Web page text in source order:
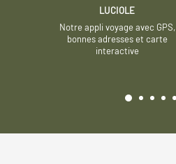
LUCIOLE
Notre appli voyage avec GPS,
bonnes adresses et carte
interactive